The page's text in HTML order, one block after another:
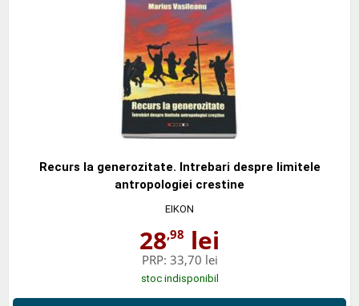
Recurs la generozitate. Intrebari despre limitele
antropologiei crestine
EIKON
28,98 lei
PRP: 33,70 lei
stoc indisponibil